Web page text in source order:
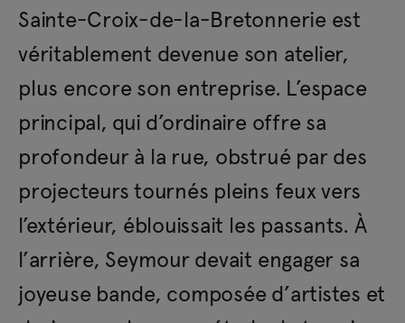
Sainte-Croix-de-la-Bretonnerie est
véritablement devenue son atelier,
plus encore son entreprise. L’espace
principal, qui d’ordinaire offre sa
profondeur à la rue, obstrué par des
projecteurs tournés pleins feux vers
l’extérieur, éblouissait les passants. À
l’arrière, Seymour devait engager sa
joyeuse bande, composée d’artistes et